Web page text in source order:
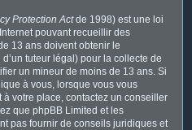
Protection Actde 1998) est une loi
pouvant recueillir des
13 ans doivent obtenir le
tuteur légal) pour la collecte de
un mineur de moins de 13 ans. Si
à vous, lorsque vous vous
votre place, contactez un conseiller
que phpBB Limited et les
pas fournir de conseils juridiques et